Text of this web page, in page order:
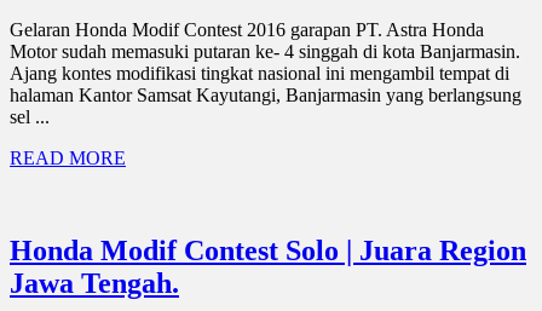
Gelaran Honda Modif Contest 2016 garapan PT. Astra Honda
Motor sudah memasuki putaran ke- 4 singgah di kota Banjarmasin.
Ajang kontes modifikasi tingkat nasional ini mengambil tempat di
halaman Kantor Samsat Kayutangi, Banjarmasin yang berlangsung
sel ...
READ MORE
Honda Modif Contest Solo | Juara Region
Jawa Tengah.